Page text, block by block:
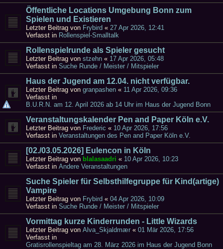
Öffentliche Locations Umgebung Bonn zum
Spielen und Existieren
Letzter Beitrag von Frybird « 27 Apr 2026, 12:41
Verfasst in Rollenspiel-Smalltalk
Rollenspielrunde als Spieler gesucht
Letzter Beitrag von stzehn « 17 Apr 2026, 05:48
Verfasst in Suche Runde / Meister / Mitspieler
Haus der Jugend am 12.04. nicht verfügbar.
Letzter Beitrag von granpashen « 11 Apr 2026, 09:36
Verfasst in
B.U.R.N. am 12. April 2026 ab 14 Uhr im Haus der Jugend Bonn
Veranstaltungskalender Pen and Paper Köln e.V.
Letzter Beitrag von Frederic « 10 Apr 2026, 17:56
Verfasst in Veranstaltungen des Pen and Paper Köln e.V.
[02./03.05.2026] Eulencon in Köln
Letzter Beitrag von blalasaadri « 10 Apr 2026, 10:23
Verfasst in Andere Veranstaltungen
Suche Spieler für Selbsthilfegruppe für Kind(artige)
Vampire
Letzter Beitrag von Frybird « 04 Apr 2026, 10:09
Verfasst in Suche Runde / Meister / Mitspieler
Vormittag kurze Kinderrunden - Little Wizards
Letzter Beitrag von Alva_Skjaldmær « 01 Mär 2026, 17:56
Verfasst in
Gratisrollenspieltag am 28. März 2026 im Haus der Jugend Bonn